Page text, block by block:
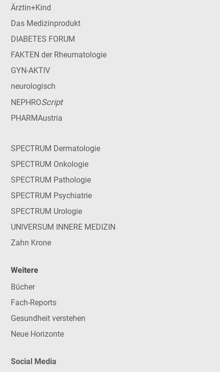
Ärztin+Kind
Das Medizinprodukt
DIABETES FORUM
FAKTEN der Rheumatologie
GYN-AKTIV
neurologisch
NEPHROScript
PHARMAustria
SPECTRUM Dermatologie
SPECTRUM Onkologie
SPECTRUM Pathologie
SPECTRUM Psychiatrie
SPECTRUM Urologie
UNIVERSUM INNERE MEDIZIN
Zahn Krone
Weitere
Bücher
Fach-Reports
Gesundheit verstehen
Neue Horizonte
Social Media